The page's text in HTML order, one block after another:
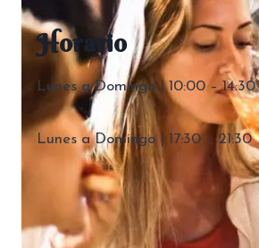
Horario
Lunes a Domingo | 10:00 – 14:30
Lunes a Domingo | 17:30 – 21:30